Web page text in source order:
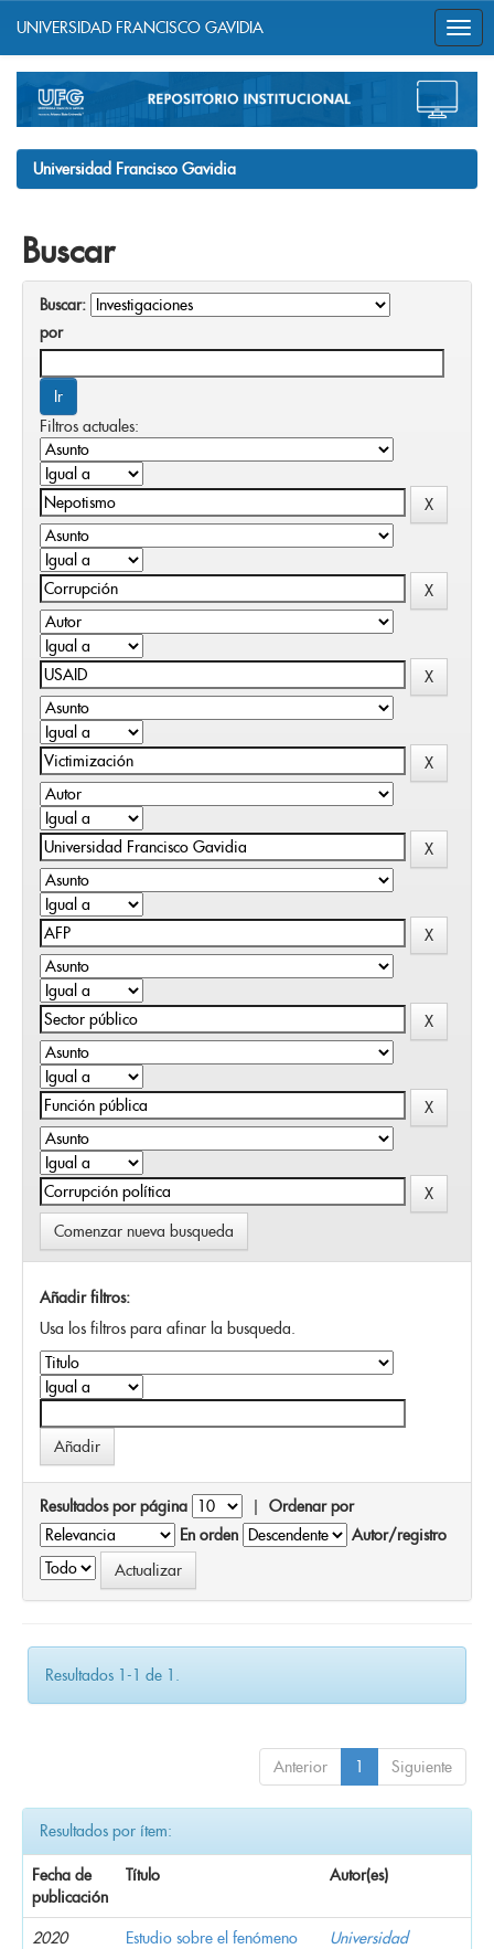
navigation
UNIVERSIDAD FRANCISCO GAVIDIA
Universidad Francisco Gavidia
Buscar
Buscar:
por
Filtros actuales:
Comenzar nueva busqueda
Añadir filtros:
Usa los filtros para afinar la busqueda.
Resultados por página | Ordenar por
En orden
Autor/registro
Resultados 1-1 de 1.
Anterior 1 Siguiente
Resultados por ítem:
Fecha de
publicación
Título Autor(es)
2020
Estudio sobre el fenómeno
Universidad